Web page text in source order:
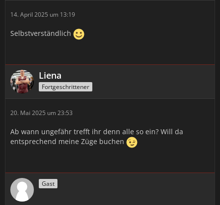
14. April 2025 um 13:19
Selbstverständlich
Liena
Fortgeschrittener
20. Mai 2025 um 23:53
Ab wann ungefähr trefft ihr denn alle so ein? Will da
entsprechend meine Züge buchen
Gast